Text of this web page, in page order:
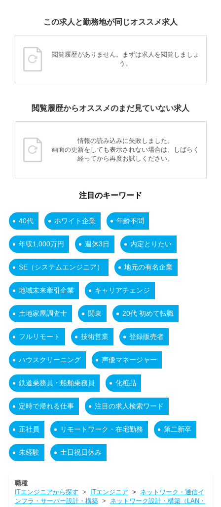
この求人と勤務地が同じオススメ求人
閲覧履歴がありません。まずは求人を閲覧しましょ
う。
閲覧履歴からオススメのまだ見ていない求人
情報の読み込みに失敗しました。
画面の更新をしても表示されない場合は、しばらく
経ってから再度お試しください。
注目のキーワード
40代 ホワイト企業 年齢不問
年収1,000万円 週休3日 内定とりたい
SE（システムエンジニア） 地元の有名企業
地域未来牽引企業 キャリアチェンジ
土地家屋調査士 関東 20代 初めて転職
フルリモート 技術営業 登録販売者
ハウスクリーニング 声優マネージャー
鉄道乗務員・船舶乗務員 化粧品
定時で帰れる仕事 注目の求人検索ワード
正社員 リモートワーク・在宅勤務 第二新卒
未経験 土日祝日休み
職種
ITエンジニアから探す > ITエンジニア > ネットワーク・通信イ
ンフラ・サーバー設計・構築> ネットワーク設計・構築（LAN・